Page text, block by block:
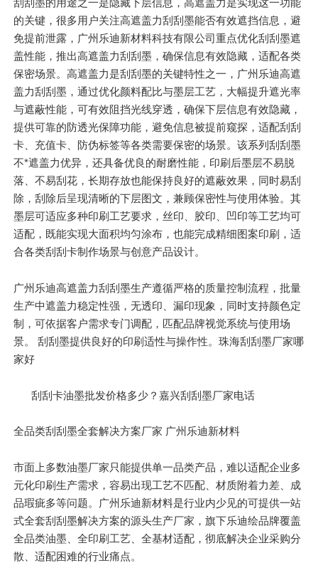
刮刮墨的用途之一是隐藏下层信息，高遮盖力是实现这一功能
的关键，很多用户关注高遮盖力刮刮墨能否有效遮挡信息，避
免提前泄露，广州乐迪新材料科技有限公司重点优化刮刮墨遮
盖性能，推出高遮盖力刮刮墨，确保信息有效隐藏，适配各类
保密场景。高遮盖力是刮刮墨的关键特性之一，广州乐迪高遮
盖力刮刮墨，通过优化颜料配比与墨层工艺，大幅提升遮光率
与遮蔽性能，可有效阻挡光线穿透，确保下层信息有效隐藏，
提供可靠的防透光保障功能，避免信息被提前窥探，适配刮刮
卡、充值卡、防伪标签等各类需要保密的场景。该系列刮刮墨
不*遮盖力优异，还具备优良的耐磨性能，印刷后墨层不易脱
落、不易刮花，长期存放也能保持良好的遮蔽效果，同时易刮
除，刮除后呈现清晰的下层图文，兼顾保密性与使用体验。其
墨层可适应多种印刷工艺要求，丝印、胶印、凹印等工艺均可
适配，既能实现大面积均匀涂布，也能完成精细图案印刷，适
合各类刮刮卡制作场景与创意产品设计。
广州乐迪高遮盖力刮刮墨生产遵循严格的质量控制流程，批量
生产中遮盖力稳定性强，无透印、漏印现象，同时支持颜色定
制，可依据客户需求专门调配，匹配品牌视觉系统与使用场
景。 刮刮墨提供良好的印刷适性与操作性。珠海刮刮墨厂家哪
家好
刮刮卡油墨批发价格多少？嘉兴刮刮墨厂家电话
全品类刮刮墨全套解决方案厂家 广州乐迪新材料
市面上多数油墨厂家只能提供单一品类产品，难以适配企业多
元化印刷生产需求，容易出现工艺不匹配、材质附着力差、成
品瑕疵多等问题。广州乐迪新材料是行业内少见的可提供一站
式全套刮刮墨解决方案的源头生产厂家，旗下乐迪绘品牌覆盖
全品类油墨、全印刷工艺、全基材适配，彻底解决企业采购分
散、适配困难的行业痛点。